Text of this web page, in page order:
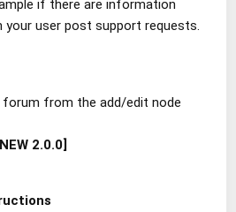
if there are information
your user post support requests.
forum from the add/edit node
2.0.0]